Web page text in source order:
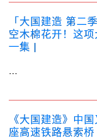
「大国建造 第二
空木棉花开！这
一集 |
...
《大国建造》中
座高速铁路悬索